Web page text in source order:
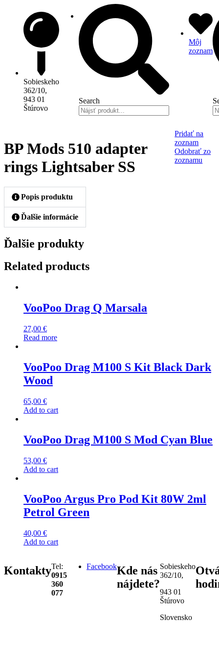
Sobieskeho
362/10,
943 01
Štúrovo
Search
Môj
zoznam
BP Mods 510 adapter
rings Lightsaber SS
Pridať na
zoznam
Odobrať zo
zoznamu
Popis produktu
Ďalšie informácie
Ďalšie produkty
Related products
VooPoo Drag Q Marsala
27,00 €
Read more
VooPoo Drag M100 S Kit Black Dark
Wood
65,00 €
Add to cart
VooPoo Drag M100 S Mod Cyan Blue
53,00 €
Add to cart
VooPoo Argus Pro Pod Kit 80W 2ml
Petrol Green
40,00 €
Add to cart
KontaktyTel:
0915
360
077
FacebookKde nás
nájdete?
Sobieskeho
362/10,
943 01
Štúrovo
Slovensko